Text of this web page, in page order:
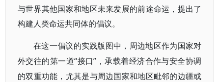
与世界其他国家和地区未来发展的前途命运，提出了
构建人类命运共同体的倡议。
在这一倡议的实践版图中，周边地区作为国家对
外交往的第一道“接口”，承载着经济合作与安全协调
的双重功能，尤其是与周边国家和地区毗邻的边疆或